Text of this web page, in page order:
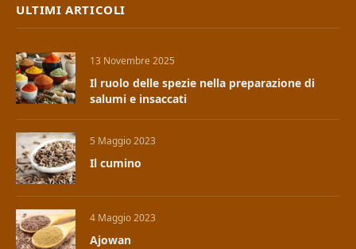
ULTIMI ARTICOLI
13 Novembre 2025
Il ruolo delle spezie nella preparazione di
salumi e insaccati
5 Maggio 2023
Il cumino
4 Maggio 2023
Ajowan